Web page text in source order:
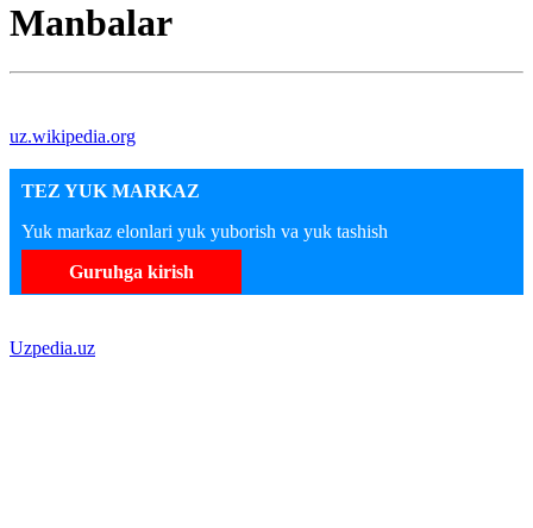
Manbalar
uz.wikipedia.org
TEZ YUK MARKAZ
Yuk markaz elonlari yuk yuborish va yuk tashish
Guruhga kirish
Uzpedia.uz